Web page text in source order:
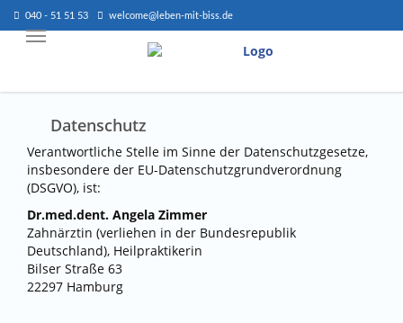
040 - 51 51 53 welcome@leben-mit-biss.de
Datenschutz
Verantwortliche Stelle im Sinne der Datenschutzgesetze,
insbesondere der EU-Datenschutzgrundverordnung
(DSGVO), ist:
Dr.med.dent. Angela Zimmer
Zahnärztin (verliehen in der Bundesrepublik
Deutschland), Heilpraktikerin
Bilser Straße 63
22297 Hamburg